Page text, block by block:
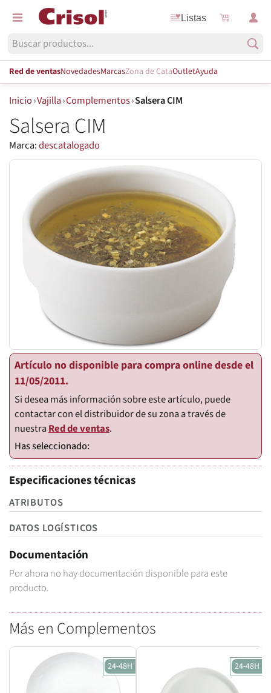
Listas
Red de ventasNovedadesMarcasZona de CataOutletAyuda
Inicio›Vajilla›Complementos›Salsera CIM
Salsera CIM
Marca:descatalogado
Artículo no disponible para compra online desde el
11/05/2011.
Si desea más información sobre este artículo, puede
contactar con el distribuidor de su zona a través de
nuestraRed de ventas.
Especificaciones técnicas
ATRIBUTOS
DATOS LOGÍSTICOS
Documentación
Por ahora no hay documentación disponible para este
producto.
Más en Complementos
24-48H 24-48H